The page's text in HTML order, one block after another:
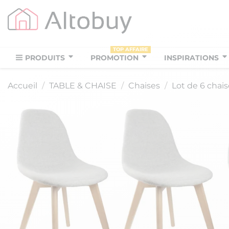
PRODUITS PROMOTION
TOP AFFAIRE
INSPIRATIONS
Accueil TABLE & CHAISE Chaises Lot de 6